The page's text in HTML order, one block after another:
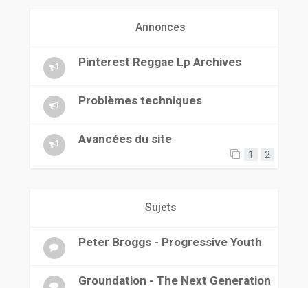
Annonces
Pinterest Reggae Lp Archives
Problèmes techniques
Avancées du site
1 2
Sujets
Peter Broggs - Progressive Youth
Groundation - The Next Generation